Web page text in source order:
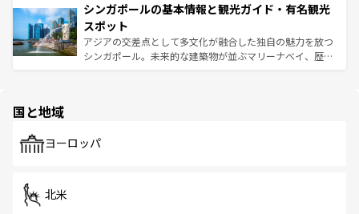
参照してほしい。
激する。気候は一年中温暖で、どの季節にも異なる楽しみ
が待っている。親しみやすいタイの人々、仏教を中心とし
た文化、そして多様な観光資源が、訪れる旅人を魅了し続
ける。 なお、新着のタイ情報はコンテンツ一覧を参照して
み、どこを訪れても感動するはず。観光スポットが密集し
ており、効率よく見どころを回れるのも魅力。息をのむよ
うな絶景から文化的な体験まで、香港を存分に楽しみ尽く
そう。 なお、新着の香港情報はコンテンツ一覧を参照して
シンガポールの基本情報と観光ガイド・有名観光
スポット
アジアの交差点として多文化が融合した独自の魅力を放つ
シンガポール。未来的な建築物が並ぶマリーナベイ、歴史
で、ホーカーズは地元の風情を楽しめる外せないスポット
国と地域
ヨーロッパ
北米